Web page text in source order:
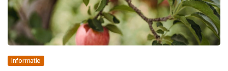
Informatie